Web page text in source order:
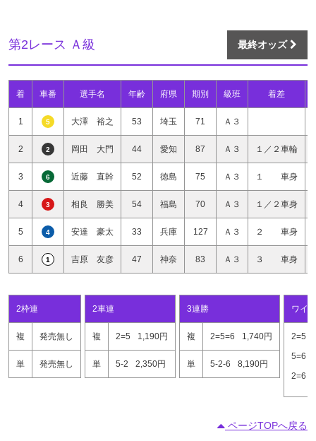
第2レース Ａ級 最終オッズ
着 車番 選手名 年齢 府県 期別 級班 着差
1 5 大澤 裕之 53 埼玉 71 Ａ３
2 2 岡田 大門 44 愛知 87 Ａ３ １／２車輪
3 6 近藤 直幹 52 徳島 75 Ａ３ １ 車身
4 3 相良 勝美 54 福島 70 Ａ３ １／２車身
5 4 安達 豪太 33 兵庫 127 Ａ３ ２ 車身
6 1 吉原 友彦 47 神奈 83 Ａ３ ３ 車身
2枠連
複 発売無し
単 発売無し
2車連
複 2=5 1,190円
単 5-2 2,350円
3連勝
複 2=5=6 1,740円
単 5-2-6 8,190円
ワイド
2=5
5=6
2=6
ページTOPへ戻る